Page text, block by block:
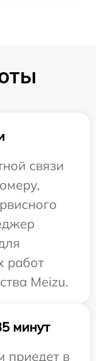
связи
работ
Meizu.
минут
приедет в